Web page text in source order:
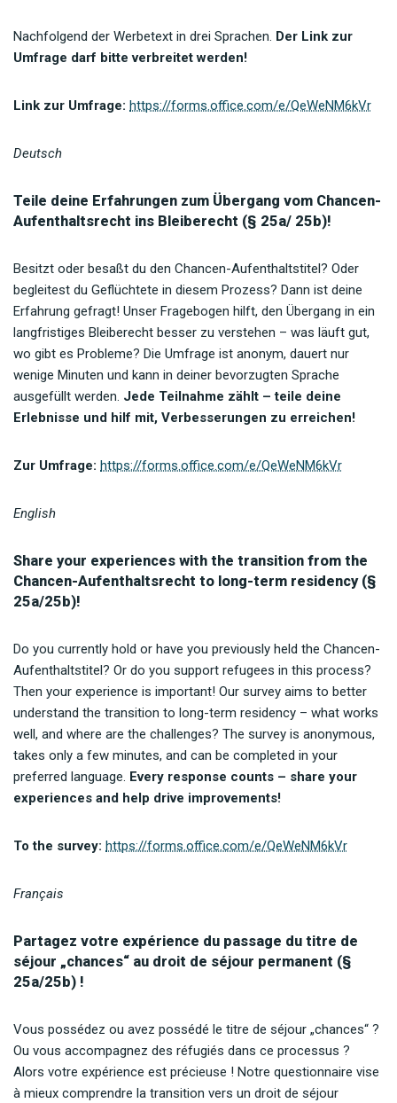
Nachfolgend der Werbetext in drei Sprachen. Der Link zur
Umfrage darf bitte verbreitet werden!
Link zur Umfrage: https://forms.office.com/e/QeWeNM6kVr
Deutsch
Teile deine Erfahrungen zum Übergang vom Chancen-
Aufenthaltsrecht ins Bleiberecht (§ 25a/ 25b)!
Besitzt oder besaßt du den Chancen-Aufenthaltstitel? Oder
begleitest du Geflüchtete in diesem Prozess? Dann ist deine
Erfahrung gefragt! Unser Fragebogen hilft, den Übergang in ein
langfristiges Bleiberecht besser zu verstehen – was läuft gut,
wo gibt es Probleme? Die Umfrage ist anonym, dauert nur
wenige Minuten und kann in deiner bevorzugten Sprache
ausgefüllt werden. Jede Teilnahme zählt – teile deine
Erlebnisse und hilf mit, Verbesserungen zu erreichen!
Zur Umfrage: https://forms.office.com/e/QeWeNM6kVr
English
Share your experiences with the transition from the
Chancen-Aufenthaltsrecht to long-term residency (§
25a/25b)!
Do you currently hold or have you previously held the Chancen-
Aufenthaltstitel? Or do you support refugees in this process?
Then your experience is important! Our survey aims to better
understand the transition to long-term residency – what works
well, and where are the challenges? The survey is anonymous,
takes only a few minutes, and can be completed in your
preferred language. Every response counts – share your
experiences and help drive improvements!
To the survey: https://forms.office.com/e/QeWeNM6kVr
Français
Partagez votre expérience du passage du titre de
séjour „chances“ au droit de séjour permanent (§
25a/25b) !
Vous possédez ou avez possédé le titre de séjour „chances“ ?
Ou vous accompagnez des réfugiés dans ce processus ?
Alors votre expérience est précieuse ! Notre questionnaire vise
à mieux comprendre la transition vers un droit de séjour